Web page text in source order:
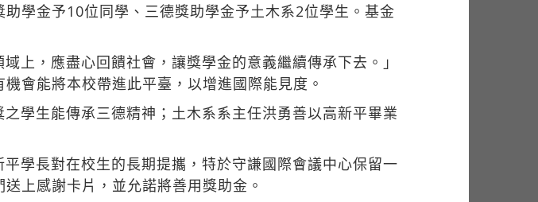
學金予10位同學、三德獎助學金予土木系2位學生。基金
上，應盡心回饋社會，讓獎學金的意義繼續傳承下去。」
會能將本校帶進此平臺，以增進國際能見度。
學生能傳承三德精神；土木系系主任洪勇善以高新平畢業
學長對在校生的長期提攜，特於守謙國際會議中心保留一
上感謝卡片，並允諾將善用獎助金。